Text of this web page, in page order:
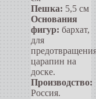
Пешка: 5,5 см
Основания
фигур: бархат,
для
царапин на
доске.
Производство:
Россия.